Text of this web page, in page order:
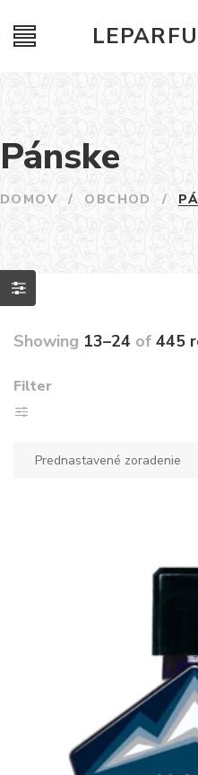
Pánske
DOMOV / OBCHOD /
Showing 13–24 of 445
Filter